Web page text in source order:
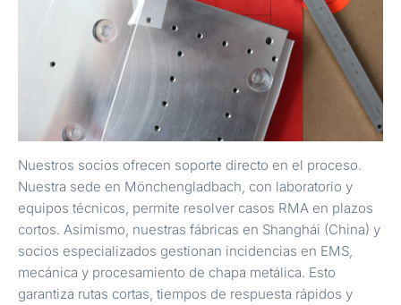
Nuestros socios ofrecen soporte directo en el proceso.
Nuestra sede en Mönchengladbach, con laboratorio y
equipos técnicos, permite resolver casos RMA en plazos
cortos. Asimismo, nuestras fábricas en Shanghái (China) y
socios especializados gestionan incidencias en EMS,
mecánica y procesamiento de chapa metálica. Esto
garantiza rutas cortas, tiempos de respuesta rápidos y